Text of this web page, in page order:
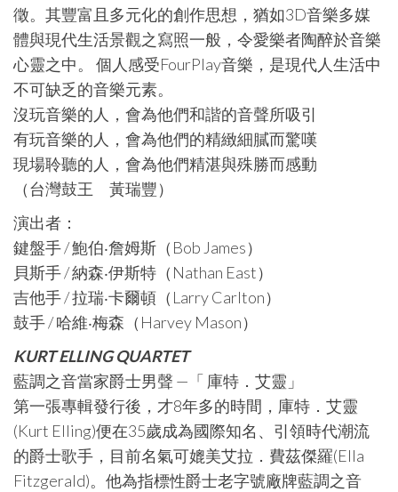
徵。其豐富且多元化的創作思想，猶如3D音樂多媒
體與現代生活景觀之寫照一般，令愛樂者陶醉於音樂
心靈之中。 個人感受FourPlay音樂，是現代人生活中
不可缺乏的音樂元素。
沒玩音樂的人，會為他們和諧的音聲所吸引
有玩音樂的人，會為他們的精緻細膩而驚嘆
現場聆聽的人，會為他們精湛與殊勝而感動
（台灣鼓王 黃瑞豐）
演出者：
鍵盤手 / 鮑伯‧詹姆斯（Bob James）
貝斯手 / 納森‧伊斯特（Nathan East）
吉他手 / 拉瑞‧卡爾頓（Larry Carlton）
鼓手 / 哈維‧梅森（Harvey Mason）
KURT ELLING QUARTET
藍調之音當家爵士男聲 —「 庫特．艾靈」
第一張專輯發行後，才8年多的時間，庫特．艾靈
(Kurt Elling)便在35歲成為國際知名、引領時代潮流
的爵士歌手，目前名氣可媲美艾拉．費茲傑羅(Ella
Fitzgerald)。他為指標性爵士老字號廠牌藍調之音